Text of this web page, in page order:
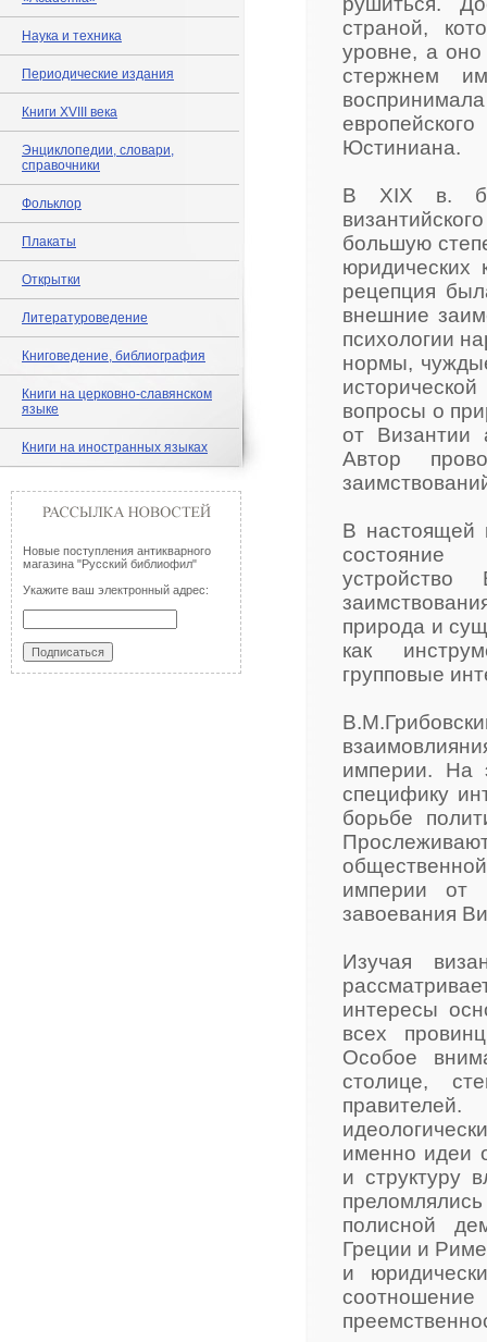
Наука и техника
Периодические издания
Книги XVIII века
Энциклопедии, словари,
справочники
Фольклор
Плакаты
Открытки
Литературоведение
Книговедение, библиография
Книги на церковно-славянском
языке
Книги на иностранных языках
Новые поступления антикварного
магазина "Русский библиофил"
Укажите ваш электронный адрес:
страной,
уровне, а оно
стержнем
Юстиниана.
В XIX в.
большую
юридических
рецепция
внешние
психологии
нормы,
вопросы о
от Византии
Автор
В настоящей
состояние
устройство
природа и
как
групповые
империи. На
специфику
борьбе
империи от
завоевания
Изучая
интересы
всех
Особое
столице,
именно идеи
и структуру
полисной
Греции и
и